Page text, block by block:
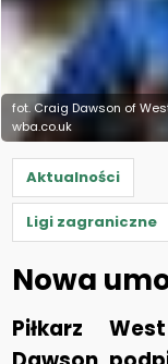
fot. Craig Dawson of
wba.co.uk
Aktualności
Ligi zagraniczne
Nowa
Piłkarz